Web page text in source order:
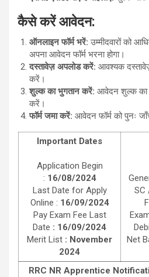
कैसे करें आवेदन:
ऑनलाइन फॉर्म भरें: उम्मीदवारों को
अपना आवेदन फॉर्म भरना होगा।
दस्तावेज़ अपलोड करें: आवश्यक
करें।
शुल्क का भुगतान करें: आवेदन शुल्क का
करें।
फॉर्म जमा करें: आवेदन फॉर्म को पुनः
Important Dates
Application Begin
: 16/08/2024
Last Date for Apply
Online : 16/09/2024
Pay Exam Fee Last
Date : 16/09/2024
Merit List : November
2024
SC
Net
RRC NR Apprentice